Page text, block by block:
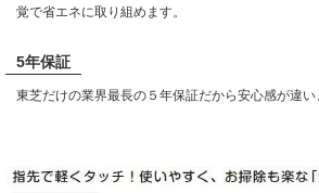
覚で省エネに取り組めます。
5年保証
東芝だけの業界最長の５年保証だから安心感が違い